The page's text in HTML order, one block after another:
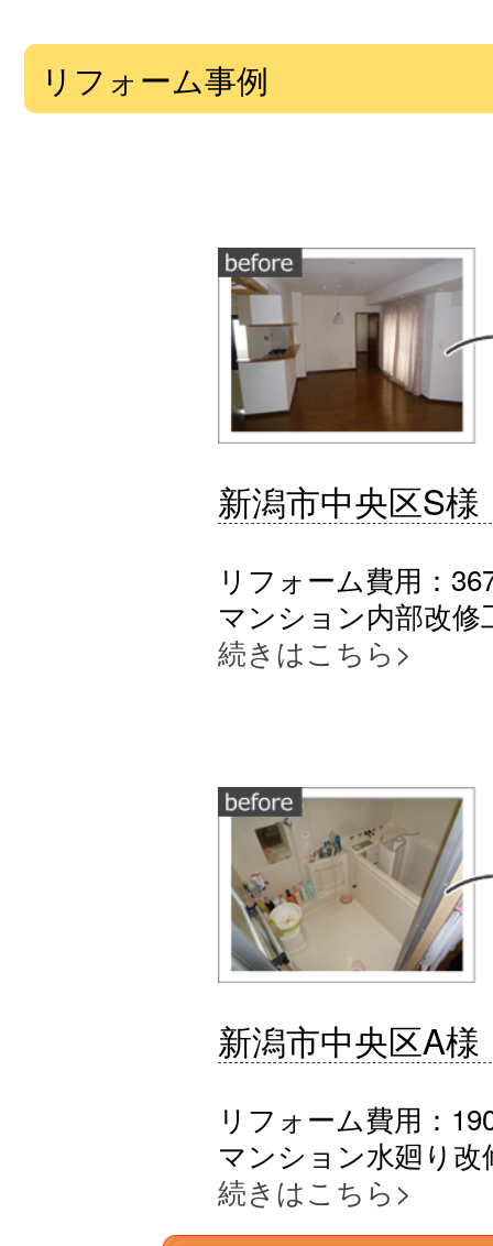
リフォーム事例
新潟市中央区S様
リフォーム費用：
マンション内部改修
続きはこちら>
新潟市中央区A様
リフォーム費用：
マンション水廻り改
続きはこちら>